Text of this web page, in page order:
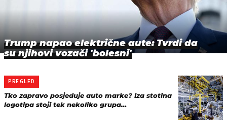
Trump napao električne aute: Tvrdi da
su njihovi vozači 'bolesni'
PREGLED
Tko zapravo posjeduje auto marke? Iza stotina
logotipa stoji tek nekoliko grupa…